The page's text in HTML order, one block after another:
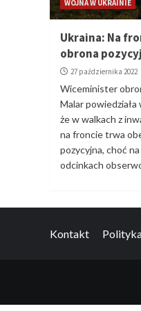
WOJNA W UKRAINIE
Ukraina: Na
obrona
27 października 2022
Wiceminister
Malar powiedziała
że w walkach z
na froncie trwa
pozycyjna, choć
odcinkach
Kontakt